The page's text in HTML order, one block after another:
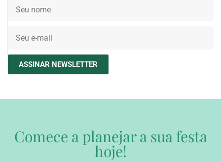
ASSINAR NEWSLETTER
Comece a planejar a sua festa
hoje!